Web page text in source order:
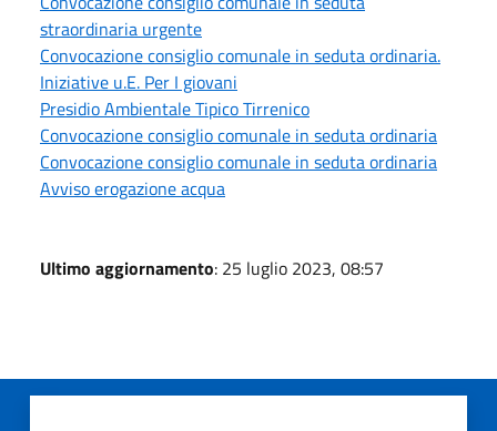
straordinaria urgente
Convocazione consiglio comunale in seduta ordinaria.
Iniziative u.E. Per I giovani
Presidio Ambientale Tipico Tirrenico
Convocazione consiglio comunale in seduta ordinaria
Convocazione consiglio comunale in seduta ordinaria
Avviso erogazione acqua
Ultimo aggiornamento: 25 luglio 2023, 08:57